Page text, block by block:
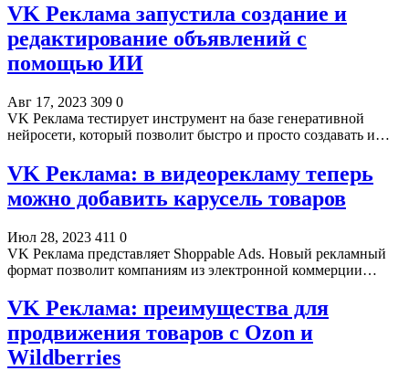
VK Реклама запустила создание и
редактирование объявлений с
помощью ИИ
Авг 17, 2023 309 0
VK Реклама тестирует инструмент на базе генеративной
нейросети, который позволит быстро и просто создавать и…
VK Реклама: в видеорекламу теперь
можно добавить карусель товаров
Июл 28, 2023 411 0
VK Реклама представляет Shoppable Ads. Новый рекламный
формат позволит компаниям из электронной коммерции…
VK Реклама: преимущества для
продвижения товаров с Ozon и
Wildberries